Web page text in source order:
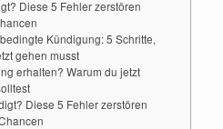
Diese 5 Fehler zerstören
Kündigung: 5 Schritte,
gehen musst
erhalten? Warum du jetzt
Diese 5 Fehler zerstören